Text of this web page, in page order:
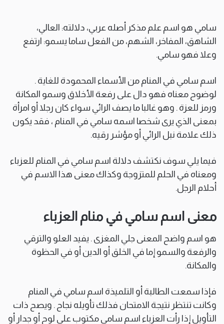
سامي هو اسم علم مذكر أصله عربي، دلالته: العالي،
الشاهق، المفاخر، الشهم، من الفعل ساما يسمو: ارتفع
وعلا فهو سامي.
اسم سامي في المنام من الأسماء المحمودة للغاية .
لوضوح معناه فهو دال على رفعة الأخلاق وسمو المكانة
ورمز للعزة . وهو غالبا ما يصف الرائي سواء كان رجلا أو امرأة
بمعنى الذي يرى شخصا اسمه سامي في المنام ، فقد يكون
ذلك علامة نبل الرائي أو مؤشر رقيه.
فيما يلي سوف نكتشف دلالة اسم سامي في المنام للعزباء
ومعناه في الحلم للمتزوجة وكذاك معنى هذا الاسم في
أحلام الرجل.
معنى اسم سامي في منام العزباء
هو اسم واضح المعنى جلي المغزى . يفيد العلو والترقي
والرفعة والسمو إما في الخلق أو الدين أو في الحظوة
والمكانة.
فإذا سمعت الطالبة أو التلميذة اسم سامي في المنام
وكانت تنتظر نتيجة الامتحان فذلك تأويله نجاح . ويصح ذات
التأويل إذا رأت العزباء اسم سامي مكتوب على لوح أو جدار أو